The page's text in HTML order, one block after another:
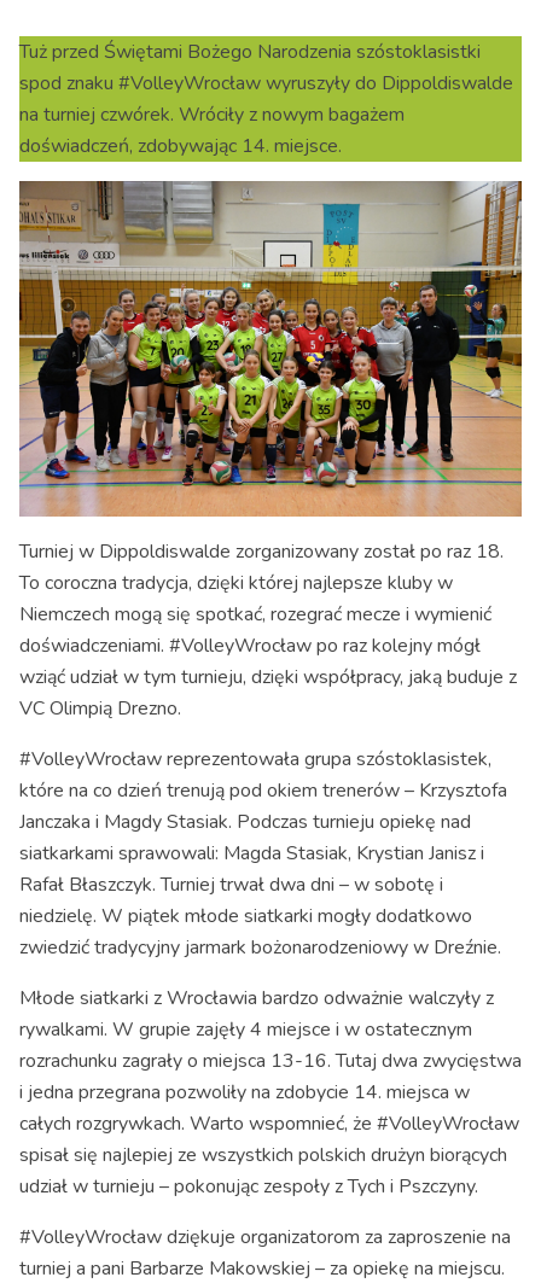
Tuż przed Świętami Bożego Narodzenia szóstoklasistki
spod znaku #VolleyWrocław wyruszyły do Dippoldiswalde
na turniej czwórek. Wróciły z nowym bagażem
doświadczeń, zdobywając 14. miejsce.
Turniej w Dippoldiswalde zorganizowany został po raz 18.
To coroczna tradycja, dzięki której najlepsze kluby w
Niemczech mogą się spotkać, rozegrać mecze i wymienić
doświadczeniami. #VolleyWrocław po raz kolejny mógł
wziąć udział w tym turnieju, dzięki współpracy, jaką buduje z
VC Olimpią Drezno.
#VolleyWrocław reprezentowała grupa szóstoklasistek,
które na co dzień trenują pod okiem trenerów – Krzysztofa
Janczaka i Magdy Stasiak. Podczas turnieju opiekę nad
siatkarkami sprawowali: Magda Stasiak, Krystian Janisz i
Rafał Błaszczyk. Turniej trwał dwa dni – w sobotę i
niedzielę. W piątek młode siatkarki mogły dodatkowo
zwiedzić tradycyjny jarmark bożonarodzeniowy w Dreźnie.
Młode siatkarki z Wrocławia bardzo odważnie walczyły z
rywalkami. W grupie zajęły 4 miejsce i w ostatecznym
rozrachunku zagrały o miejsca 13-16. Tutaj dwa zwycięstwa
i jedna przegrana pozwoliły na zdobycie 14. miejsca w
całych rozgrywkach. Warto wspomnieć, że #VolleyWrocław
spisał się najlepiej ze wszystkich polskich drużyn biorących
udział w turnieju – pokonując zespoły z Tych i Pszczyny.
#VolleyWrocław dziękuje organizatorom za zaproszenie na
turniej a pani Barbarze Makowskiej – za opiekę na miejscu.